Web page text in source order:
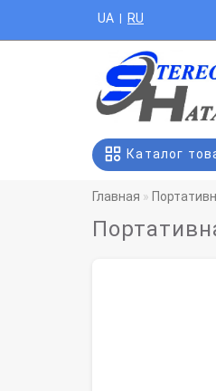
UA | RU
Каталог
Главная